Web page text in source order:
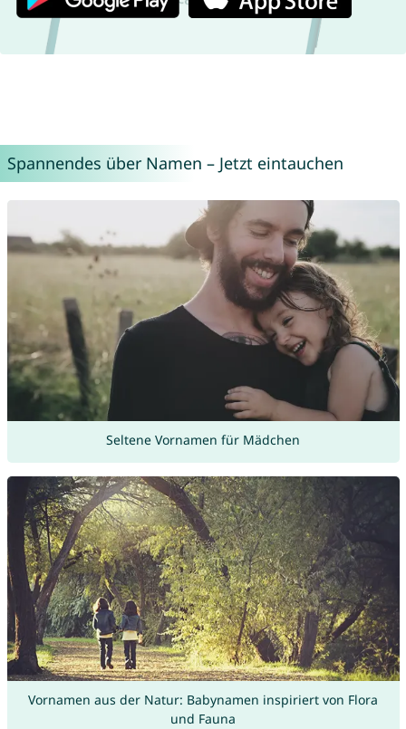
Spannendes über Namen – Jetzt eintauchen
Seltene Vornamen für Mädchen
Vornamen aus der Natur: Babynamen inspiriert von Flora
und Fauna